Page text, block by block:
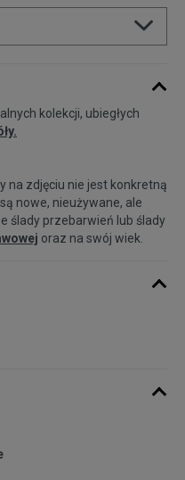
Powiadom o dostępności
Powiadom o dostępności
kolekcji, ubiegłych
na zdjęciu nie jest konkretną
nowe, nieużywane, ale
ślady przebarwień lub ślady
oraz na swój wiek.